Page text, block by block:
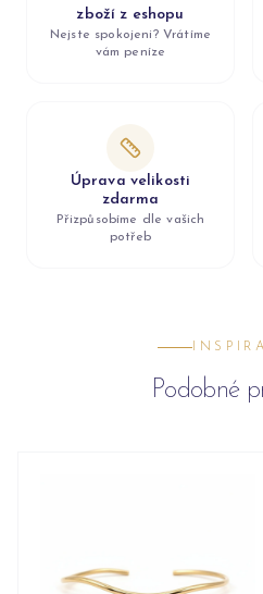
zboží z eshopu
Nejste spokojeni? Vrátíme
vám peníze
Úprava velikosti
zdarma
Přizpůsobíme dle vašich
potřeb
Podobné